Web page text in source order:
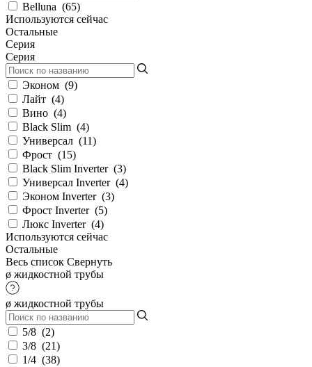
Belluna (65)
Используются сейчас
Остальные
Серия
Серия
Эконом (9)
Лайт (4)
Вино (4)
Black Slim (4)
Универсал (11)
Фрост (15)
Black Slim Inverter (3)
Универсал Inverter (4)
Эконом Inverter (3)
Фрост Inverter (5)
Люкс Inverter (4)
Используются сейчас
Остальные
Весь список Свернуть
ø жидкостной трубы
ø жидкостной трубы
5/8 (2)
3/8 (21)
1/4 (38)